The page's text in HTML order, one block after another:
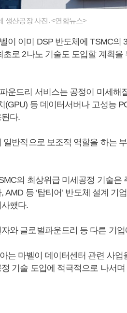
생산공장 사진. <연합뉴스>
이 이미 DSP 반도체에 TSMC의
초로 2나노 기술도 도입할 계획을
운드리 서비스는 공정이 미세해
(GPU) 등 데이터서버나 고성능
다.
일반적으로 보조적 역할을 하는
의 최상위급 미세공정 기술
AMD 등 ‘탑티어’ 반도체 설계 기
했다.
와 글로벌파운드리 등 다른 기
는 마벨이 데이터센터 관련 사
기술 도입에 적극적으로 나서